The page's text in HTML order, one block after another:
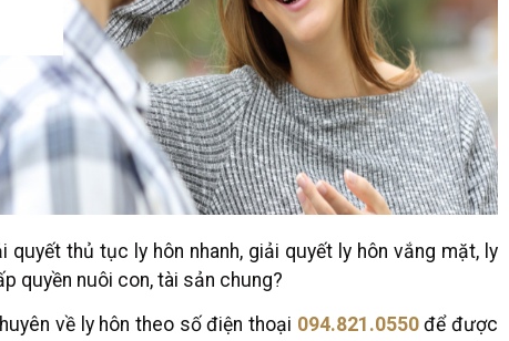
thủ tục ly hôn nhanh, giải quyết ly hôn vắng mặt, ly
quyền nuôi con, tài sản chung?
về ly hôn theo số điện thoại 094.821.0550để được